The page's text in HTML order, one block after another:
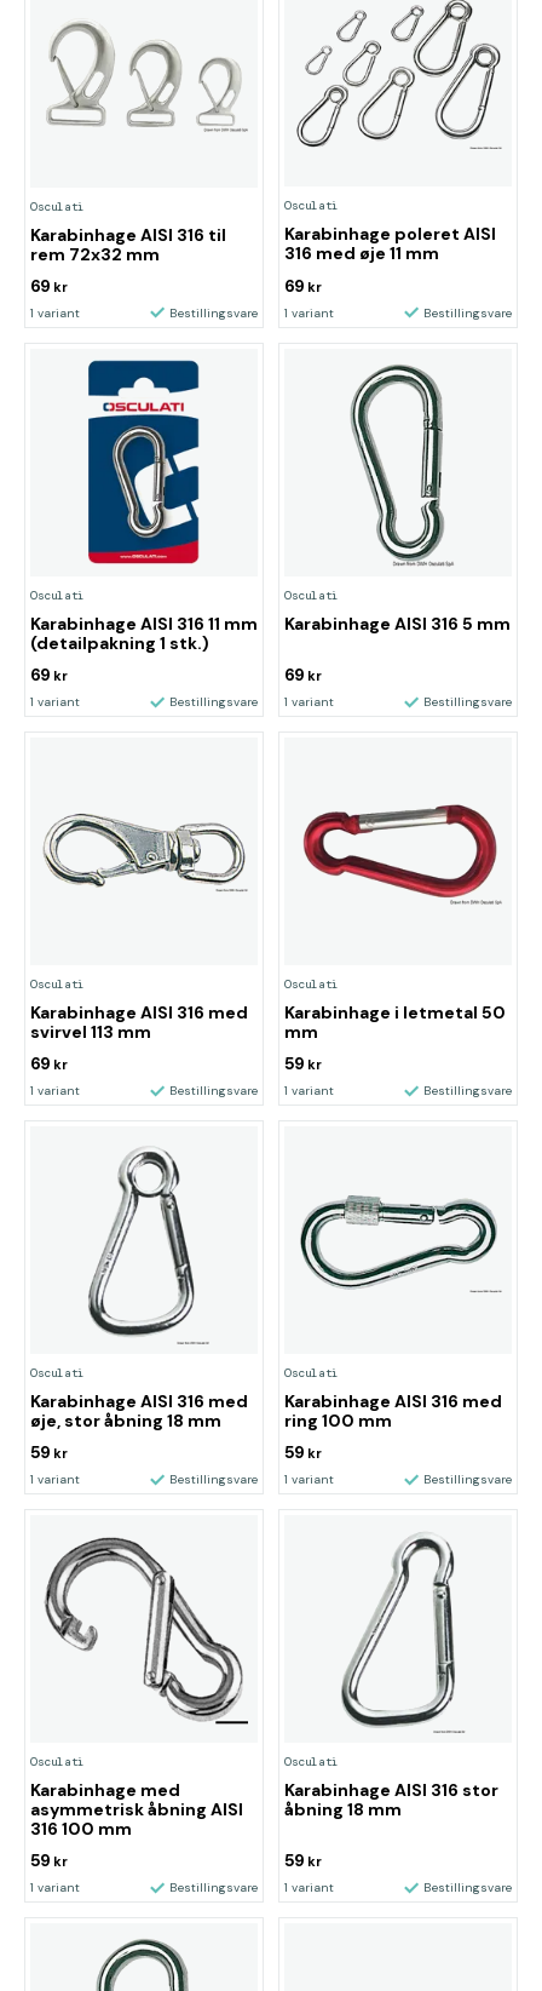
Osculati
Karabinhage AISI 316 til
rem 72x32 mm
69 kr
1 variant Bestillingsvare
Osculati
Karabinhage poleret AISI
316 med øje 11 mm
69 kr
1 variant Bestillingsvare
Osculati
Karabinhage AISI 316 11 mm
(detailpakning 1 stk.)
69 kr
1 variant Bestillingsvare
Osculati
Karabinhage AISI 316 5 mm
69 kr
1 variant Bestillingsvare
Osculati
Karabinhage AISI 316 med
svirvel 113 mm
69 kr
1 variant Bestillingsvare
Osculati
Karabinhage i letmetal 50
mm
59 kr
1 variant Bestillingsvare
Osculati
Karabinhage AISI 316 med
øje, stor åbning 18 mm
59 kr
1 variant Bestillingsvare
Osculati
Karabinhage AISI 316 med
ring 100 mm
59 kr
1 variant Bestillingsvare
Osculati
Karabinhage med
asymmetrisk åbning AISI
316 100 mm
59 kr
1 variant Bestillingsvare
Osculati
Karabinhage AISI 316 stor
åbning 18 mm
59 kr
1 variant Bestillingsvare